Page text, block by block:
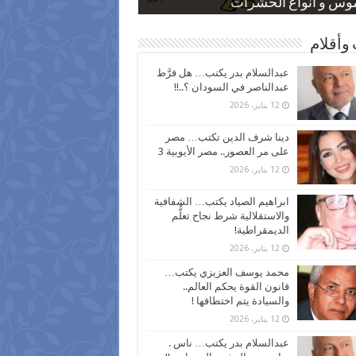
و أنواع الحشرات
بعد ارتفاع الأسعار
نسبة الطلاق في مصر
كاركاتيرية
كاركاتيرية
وأقلام
عبدالسلام بدر يكتب… هل فرَّط
عبدالناصر في السودان ؟..!!
12 يناير، 2026
دينا شرف الدين تكتب… مصر
على مر العصور.. مصر الأيوبية 3
12 يناير، 2026
ابراهيم الصياد يكتب… الشفافية
والاستقلالية شرط نجاح تعلُّم
الديمقراطية!
12 يناير، 2026
محمد يوسف العزيزي يكتب…
قانون القوة يحكم العالم..
والسيادة يتم اختطافها !
12 يناير، 2026
عبدالسلام بدر يكتب… ناس .